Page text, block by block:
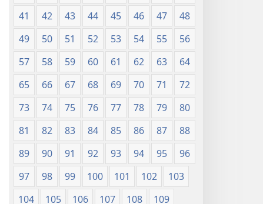
41
42 43 44 45 46 47
48
49
50 51 52 53 54 55
56
57
58 59 60 61 62 63
64
65
66 67 68 69 70 71
72
73
74 75 76 77 78 79
80
81
82 83 84 85 86 87
88
89
90 91 92 93 94 95
96
97
98 99 100 101 102
103
104
105 106 107 108
109